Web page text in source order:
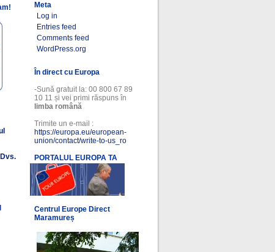
Meta
Log in
Entries feed
Comments feed
WordPress.org
În direct cu Europa
-Sună gratuit la: 00 800 67 89
10 11 și vei primi răspuns în
limba română
Trimite un e-mail :
https://europa.eu/european-
union/contact/write-to-us_ro
PORTALUL EUROPA TA
Centrul Europe Direct
Maramureș